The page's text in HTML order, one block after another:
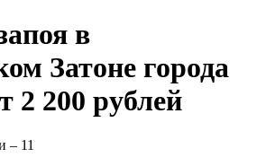
в
Затоне города
2 200 рублей
– 11